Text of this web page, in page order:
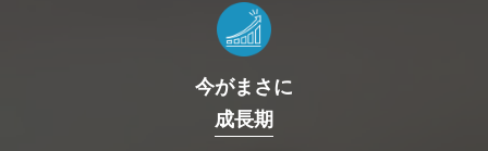
今がまさに
成長期